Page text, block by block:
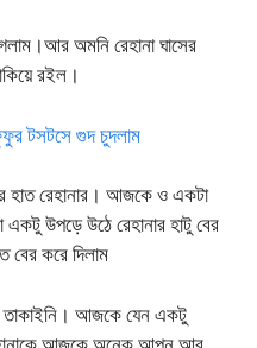
অমনি রেহানা ঘাসের
রইল।
টসটসে গুদ চুদলাম
হাত রেহানার। আজকে ও একটা
একটু উপড়ে উঠে রেহানার হাটু বের
বের করে দিলাম
তাকাইনি। আজকে যেন একটু